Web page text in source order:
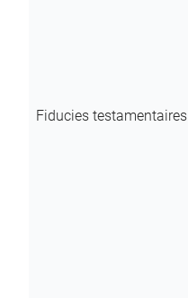
Fiducies testamentaires